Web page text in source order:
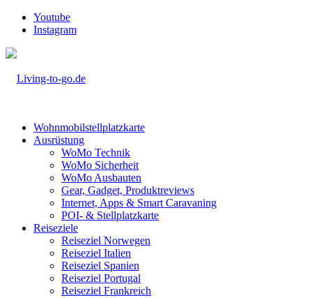
Youtube
Instagram
Wohnmobilstellplatzkarte
Ausrüstung
WoMo Technik
WoMo Sicherheit
WoMo Ausbauten
Gear, Gadget, Produktreviews
Internet, Apps & Smart Caravaning
POI- & Stellplatzkarte
Reiseziele
Reiseziel Norwegen
Reiseziel Italien
Reiseziel Spanien
Reiseziel Portugal
Reiseziel Frankreich